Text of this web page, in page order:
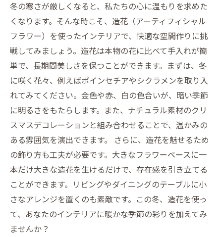
冬の寒さが厳しくなると、私たちの心に温もりを求めた
くなります。そんな時こそ、造花（アーティフィシャル
フラワー）を使ったインテリアで、快適な空間作りに挑
戦してみましょう。造花は本物の花に比べて手入れが簡
単で、長期間美しさを保つことができます。まずは、冬
に咲く花々、例えばポインセチアやシクラメンを取り入
れてみてください。金色や赤、白の色合いが、暗い季節
に明るさをもたらします。また、ナチュラル素材のクリ
スマスデコレーションと組み合わせることで、温かみの
ある雰囲気を演出できます。 さらに、造花を魅せるため
の飾り方も工夫が必要です。大きなフラワーベースに一
本だけ大きな造花を生けるだけで、存在感を引き立てる
ことができます。リビングやダイニングのテーブルに小
さなアレンジを置くのも素敵です。この冬、造花を使っ
て、あなたのインテリアに暖かな季節の彩りを加えてみ
ませんか？